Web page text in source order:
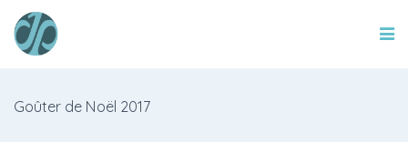
Goûter de Noël 2017